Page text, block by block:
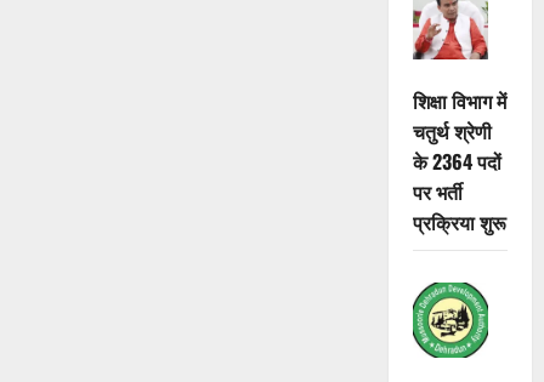
शिक्षा विभाग में
चतुर्थ श्रेणी
के 2364 पदों
पर भर्ती
प्रक्रिया शुरू